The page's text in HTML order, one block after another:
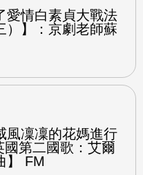
愛情白素貞大戰法
）】：京劇老師蘇
風凜凜的花媽進行
第二國歌：艾爾
】 FM